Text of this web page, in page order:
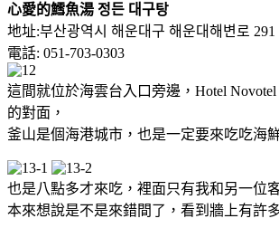
心愛的鱈魚湯 정든 대구탕
地址:부산광역시 해운대구 해운대해변로 291
電話: 051-703-0303
這間就位於海雲台入口旁邊，Hotel Novotel
的對面，
釜山是個海港城市，也是一定要來吃吃海
也是八點多才來吃，裡面只有我和另一位
本來想說是不是來錯間了，看到牆上有許